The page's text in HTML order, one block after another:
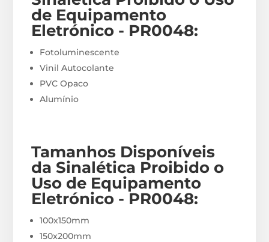
de Equipamento
Eletrónico - PR0048:
Fotoluminescente
Vinil Autocolante
PVC Opaco
Alumínio
Tamanhos Disponíveis
da Sinalética Proibido o
Uso de Equipamento
Eletrónico - PR0048:
100x150mm
150x200mm